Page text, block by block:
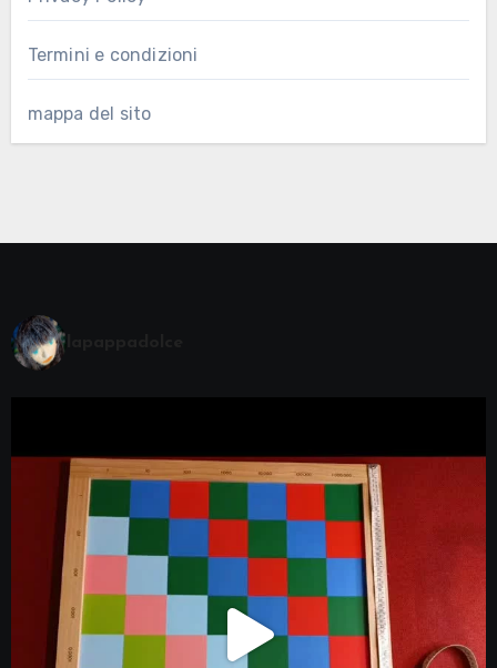
Termini e condizioni
mappa del sito